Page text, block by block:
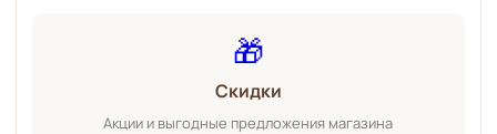
🎁
Скидки
Акции и выгодные предложения магазина